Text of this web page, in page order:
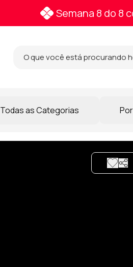
Semana 8 do 8
Todas as Categorias